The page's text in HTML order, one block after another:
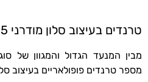
טרנדים בעיצוב סלון מודרני 2025
מבין המנעד הגדול והמגוון של
מספר טרנדים פופולאריים בעיצוב סלון